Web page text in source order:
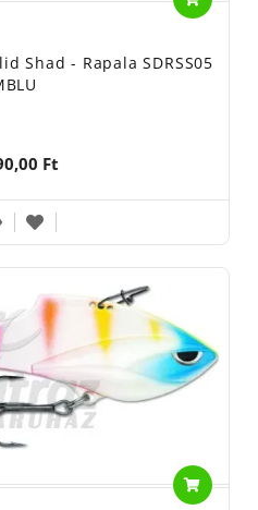
Shad - Rapala SDRSS05
Ft